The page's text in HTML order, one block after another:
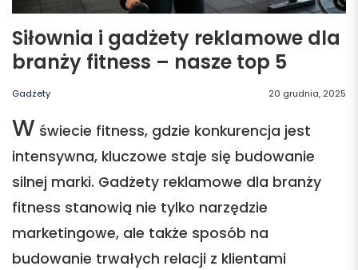
Siłownia i gadżety reklamowe dla
branży fitness – nasze top 5
Gadżety 20 grudnia, 2025
W świecie fitness, gdzie konkurencja jest
intensywna, kluczowe staje się budowanie
silnej marki. Gadżety reklamowe dla branży
fitness stanowią nie tylko narzędzie
marketingowe, ale także sposób na
budowanie trwałych relacji z klientami